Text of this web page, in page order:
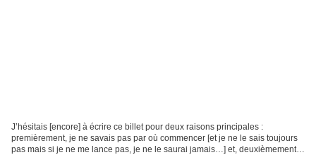
J’hésitais [encore] à écrire ce billet pour deux raisons principales :
premièrement, je ne savais pas par où commencer [et je ne le sais toujours
pas mais si je ne me lance pas, je ne le saurai jamais…] et, deuxièmement,